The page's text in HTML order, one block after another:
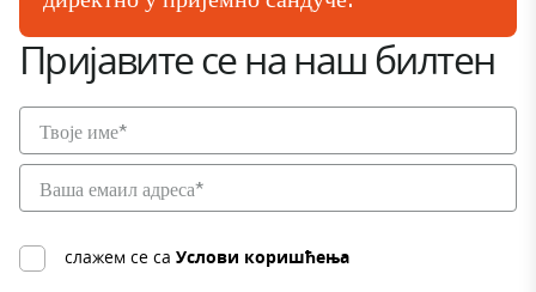
Пријавите се на наш билтен
слажем се са Услови коришћења